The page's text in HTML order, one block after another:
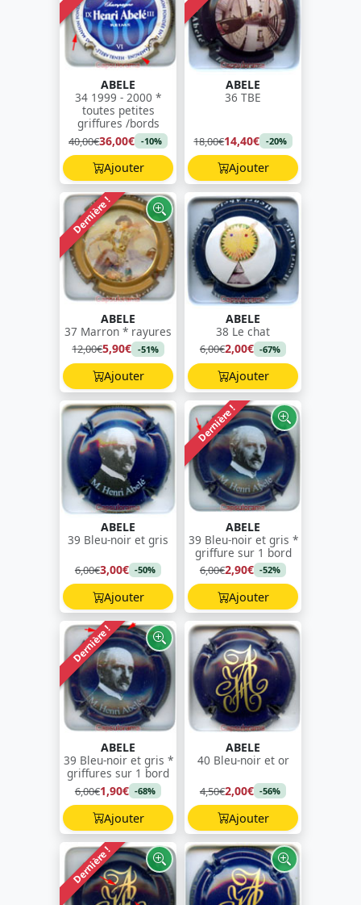
ABELE
34 1999 - 2000 *
toutes petites
griffures /bords
40,00€36,00€ -10%
Ajouter
ABELE
36 TBE
18,00€14,40€ -20%
Ajouter
Dernière !
ABELE
37 Marron * rayures
12,00€5,90€ -51%
Ajouter
ABELE
38 Le chat
6,00€2,00€ -67%
Ajouter
ABELE
39 Bleu-noir et gris
6,00€3,00€ -50%
Ajouter
Dernière !
ABELE
39 Bleu-noir et gris *
griffure sur 1 bord
6,00€2,90€ -52%
Ajouter
Dernière !
ABELE
39 Bleu-noir et gris *
griffures sur 1 bord
6,00€1,90€ -68%
Ajouter
ABELE
40 Bleu-noir et or
4,50€2,00€ -56%
Ajouter
Dernière !